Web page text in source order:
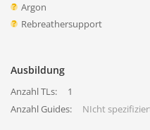
Argon
Rebreathersupport
Ausbildung
Anzahl TLs:
1
Anzahl Guides:
NIcht